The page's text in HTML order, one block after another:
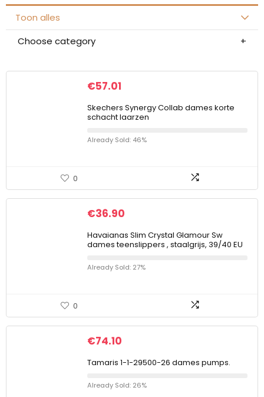
Toon alles
Choose category
€57.01
Skechers Synergy Collab dames korte
schacht laarzen
Already Sold: 46%
0
€36.90
Havaianas Slim Crystal Glamour Sw
dames teenslippers , staalgrijs, 39/40 EU
Already Sold: 27%
0
€74.10
Tamaris 1-1-29500-26 dames pumps.
Already Sold: 26%